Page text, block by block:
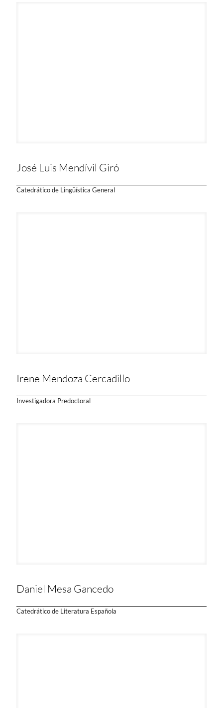
José Luis Mendívil Giró
Catedrático de Lingüística General
Irene Mendoza Cercadillo
Investigadora Predoctoral
Daniel Mesa Gancedo
Catedrático de Literatura Española